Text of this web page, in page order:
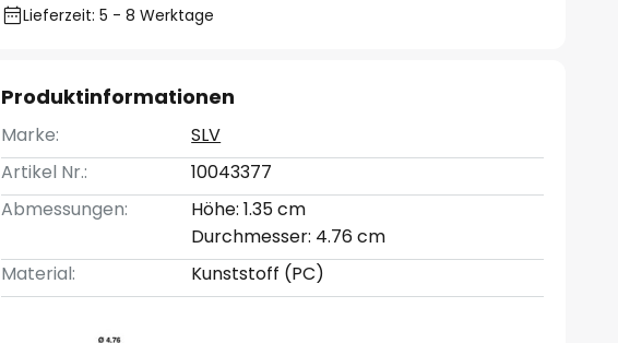
Lieferzeit: 5 - 8 Werktage
Produktinformationen
Marke:
SLV
Artikel Nr.:
10043377
Abmessungen:
Höhe: 1.35 cm
Durchmesser: 4.76 cm
Material:
Kunststoff (PC)